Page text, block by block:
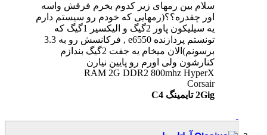
سلام بین رمهای زیر کدوم بخرم فرقش واسه
اور چقدره؟؟(رمهایی که خودم رو سیستم دارم
یه سیلیکون پاور 2گیگ و الیکسیر 1گیگ که
تونستم پردازنده e6550 , فرکانسش رو به 3.3
برسونم)الان میخام یه جفت 2گیگ بندازم
کنارشون ولی اورم رو پایین نیارن
RAM 2G DDR2 800mhz HyperX
Corsair
2Gig تایمینگ C4